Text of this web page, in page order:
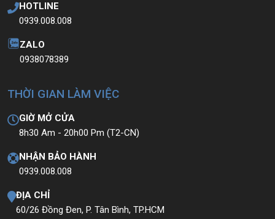
HOTLINE
0939.008.008
ZALO
0938078389
THỜI GIAN LÀM VIỆC
GIỜ MỞ CỬA
8h30 Am - 20h00 Pm (T2-CN)
NHẬN BẢO HÀNH
0939.008.008
ĐỊA CHỈ
60/26 Đồng Đen, P. Tân Bình, TP.HCM